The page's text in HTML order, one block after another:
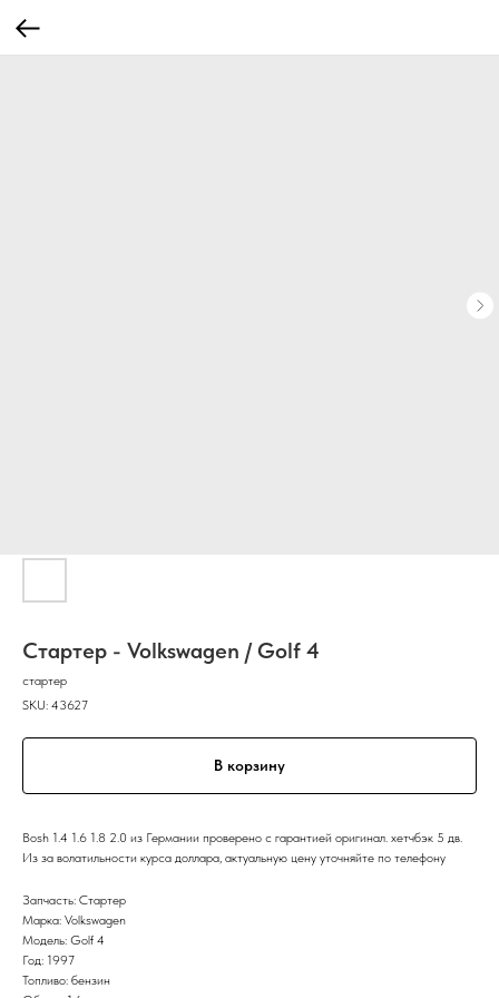
Стартер - Volkswagen / Golf 4
стартер
SKU: 43627
В корзину
Bosh 1.4 1.6 1.8 2.0 из Германии проверено с гарантией оригинал. хетчбэк 5 дв.
Из за волатильности курса доллара, актуальную цену уточняйте по телефону
Запчасть: Стартер
Марка: Volkswagen
Модель: Golf 4
Год: 1997
Топливо: бензин